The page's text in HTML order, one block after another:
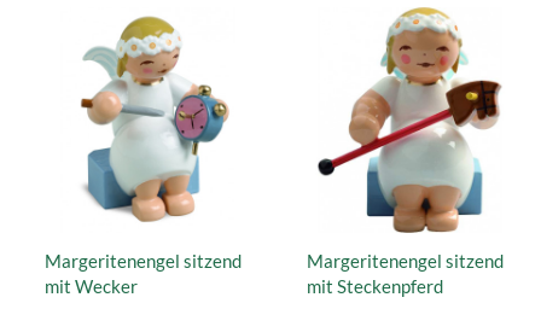
Margeritenengel sitzend
mit Wecker
Margeritenengel sitzend
mit Steckenpferd